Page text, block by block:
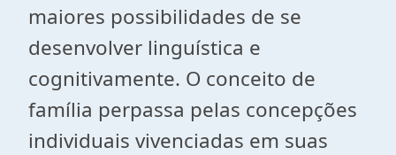
maiores possibilidades de se
desenvolver linguística e
cognitivamente. O conceito de
família perpassa pelas concepções
individuais vivenciadas em suas